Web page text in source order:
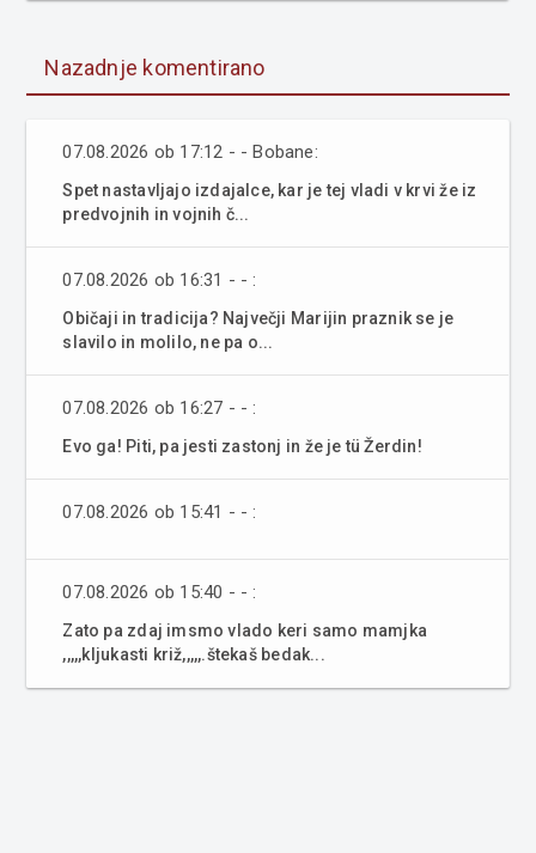
Nazadnje komentirano
07.08.2026 ob 17:12 - - Bobane:
Spet nastavljajo izdajalce, kar je tej vladi v krvi že iz
predvojnih in vojnih č...
07.08.2026 ob 16:31 - - :
Običaji in tradicija? Največji Marijin praznik se je
slavilo in molilo, ne pa o...
07.08.2026 ob 16:27 - - :
Evo ga! Piti, pa jesti zastonj in že je tü Žerdin!
07.08.2026 ob 15:41 - - :
07.08.2026 ob 15:40 - - :
Zato pa zdaj imsmo vlado keri samo mamjka
,,,,,kljukasti križ,,,,,.štekaš bedak...